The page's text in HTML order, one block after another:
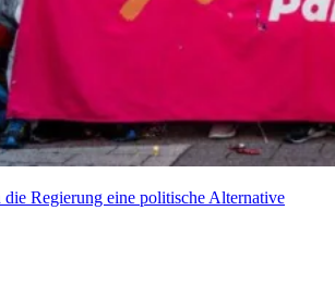
die Regierung eine politische Alternative